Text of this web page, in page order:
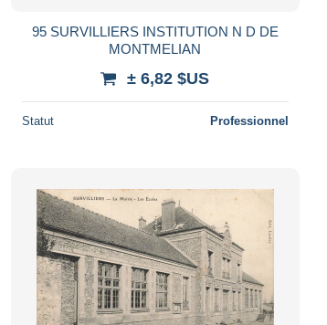
95 SURVILLIERS INSTITUTION N D DE
MONTMELIAN
± 6,82 $US
Statut Professionnel